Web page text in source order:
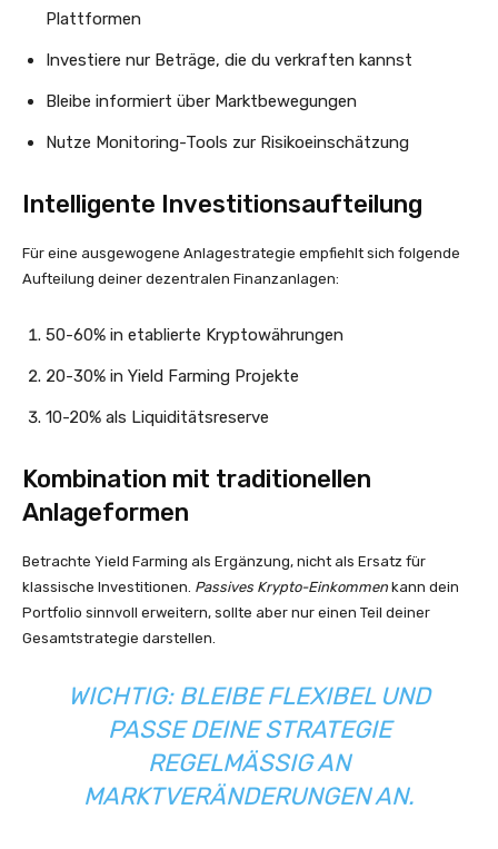
Plattformen
Investiere nur Beträge, die du verkraften kannst
Bleibe informiert über Marktbewegungen
Nutze Monitoring-Tools zur Risikoeinschätzung
Intelligente Investitionsaufteilung
Für eine ausgewogene Anlagestrategie empfiehlt sich folgende
Aufteilung deiner dezentralen Finanzanlagen:
50-60% in etablierte Kryptowährungen
20-30% in Yield Farming Projekte
10-20% als Liquiditätsreserve
Kombination mit traditionellen
Anlageformen
Betrachte Yield Farming als Ergänzung, nicht als Ersatz für
klassische Investitionen. Passives Krypto-Einkommen kann dein
Portfolio sinnvoll erweitern, sollte aber nur einen Teil deiner
Gesamtstrategie darstellen.
WICHTIG: BLEIBE FLEXIBEL UND
PASSE DEINE STRATEGIE
REGELMÄSSIG AN M
ARKTVERÄNDERUNGEN AN.